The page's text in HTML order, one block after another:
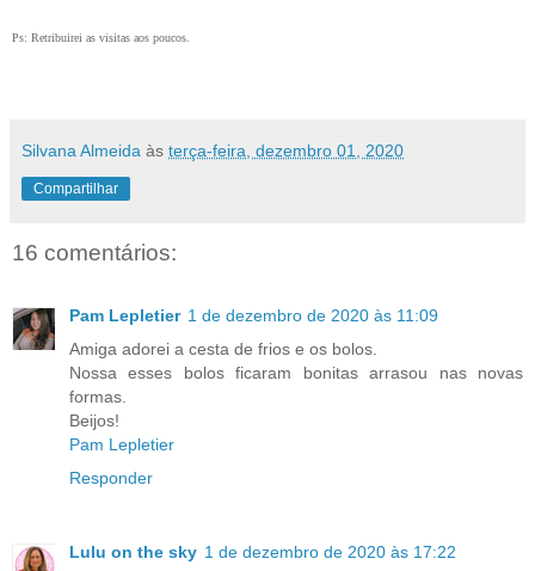
Ps: Retribuirei as visitas aos poucos.
Silvana Almeida às terça-feira, dezembro 01, 2020
Compartilhar
16 comentários:
Pam Lepletier 1 de dezembro de 2020 às 11:09
Amiga adorei a cesta de frios e os bolos.
Nossa esses bolos ficaram bonitas arrasou nas novas
formas.
Beijos!
Pam Lepletier
Responder
Lulu on the sky 1 de dezembro de 2020 às 17:22